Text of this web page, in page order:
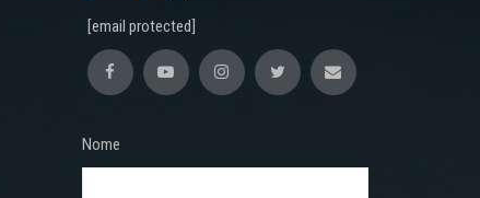
[email protected]
Nome